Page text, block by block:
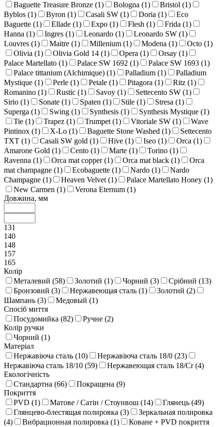
Baguette Treasure Bronze (1) Bologna (1) Bristol (1)
Byblos (1) Byron (1) Casali SW (1) Doria (1)
Eco
Baguette (1) Ellade (1) Expo (1) Flesh (1) Frida (1)
Hanna (1) Ingres (1) Leonardo (1) Leonardo SW (1)
Louvres (1) Maitre (1) Millenium (1) Modena (1) Octo (1)
Olivia (1) Olivia Gold 14 (1) Opera (1) Orsay (1)
Palace Martellato (1) Palace SW 1692 (1) Palace SW 1693 (1)
Palace tittanium (Alchimique) (1) Palladium (1)
Palladium
Mystique (1) Perle (1) Petale (1) Pitagora (1) Ritz (1)
Romanino (1) Rustic (1) Savoy (1) Settecento SW (1)
Sirio (1) Sonate (1) Spaten (1) Stile (1) Stresa (1)
Superga (1) Swing (1) Synthesis (1) Synthesis Mystique (1)
Tie (1) Trapez (1) Trumpet (1) Vitoriale SW (1)
Wave
Pintinox (1) X-Lo (1) Baguette Stone Washed (1)
Settecento
TXT (1) Casali SW gold (1) Hive (1) Iseo (1) Orca (1)
Amarone Gold (1) Cento (1) Marte (1) Torino (1)
Ravenna (1) Orca mat copper (1) Orca mat black (1)
Orca
mat champagne (1) Ecobaguette (1) Nardo (1)
Nardo
Champagne (1) Heaven Velvet (1) Palace Martellato Honey (1)
New Carmen (1) Verona Eternum (1)
Довжина, мм
131
140
148
157
165
Колір
Металевий (58) Золотий (1) Чорний (3) Срібний (13)
Бронзовий (3) Нержавеющая сталь (1) Золотий (2)
Шампань (3) Медовый (1)
Спосіб миття
Посудомийка (82) Ручне (2)
Колір ручки
Чорний (1)
Матеріал
Нержавіюча сталь (10) Нержавіюча сталь 18/0 (23)
Нержавіюча сталь 18/10 (59) Нержавеющая сталь 18/Cr (4)
Екологічність
Стандартна (66) Покращена (9)
Покриття
PVD (1) Матове / Сатін / Стоунвош (14) Глянець (49)
Глянцево-блестящая полировка (3)
Зеркальная полировка
(4) Вибрационная полировка (1)
Коване + PVD покриття